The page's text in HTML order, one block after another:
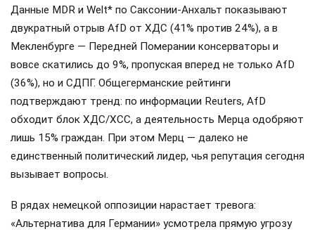
Данные MDR и Welt* по Саксонии-Анхальт показывают
двукратный отрыв AfD от ХДС (41% против 24%), а в
Мекленбурге — Передней Померании консерваторы и
вовсе скатились до 9%, пропуская вперед не только AfD
(36%), но и СДПГ. Общегерманские рейтинги
подтверждают тренд: по информации Reuters, AfD
обходит блок ХДС/ХСС, а деятельность Мерца одобряют
лишь 15% граждан. При этом Мерц — далеко не
единственный политический лидер, чья репутация сегодня
вызывает вопросы.
В рядах немецкой оппозиции нарастает тревога:
«Альтернатива для Германии» усмотрела прямую угрозу